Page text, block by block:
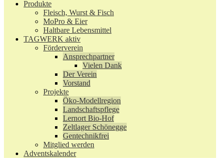
Produkte
Fleisch, Wurst & Fisch
MoPro & Eier
Haltbare Lebensmittel
TAGWERK aktiv
Förderverein
Ansprechpartner
Vielen Dank
Der Verein
Vorstand
Projekte
Öko-Modellregion
Landschaftspflege
Lernort Bio-Hof
Zeltlager Schönegge
Gentechnikfrei
Mitglied werden
Adventskalender